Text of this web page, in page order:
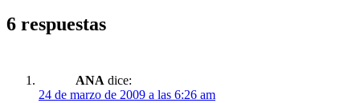
6 respuestas
ANA dice:
24 de marzo de 2009 a las 6:26 am